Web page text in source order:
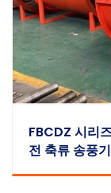
FBCDZ 시리
전 축류 송풍기